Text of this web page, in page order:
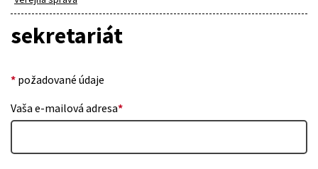
sekretariát
* požadované údaje
Vaša e-mailová adresa*